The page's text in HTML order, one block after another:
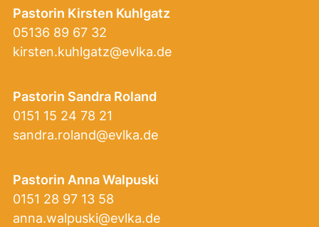
Pastorin Kirsten Kuhlgatz
05136 89 67 32
kirsten.kuhlgatz@evlka.de
Pastorin Sandra Roland
0151 15 24 78 21
sandra.roland@evlka.de
Pastorin Anna Walpuski
0151 28 97 13 58
anna.walpuski@evlka.de